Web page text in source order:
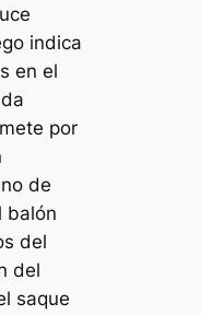
indica
en el
por
de
balón
del
del
saque